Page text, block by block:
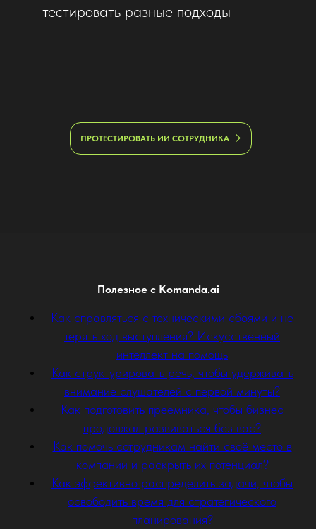
тестировать разные подходы
ПРОТЕСТИРОВАТЬ ИИ СОТРУДНИКА
Полезное с Komanda.ai
Как справляться с техническими сбоями и не
терять ход выступления? Искусственный
интеллект на помощь
Как структурировать речь, чтобы удерживать
внимание слушателей с первой минуты?
Как подготовить преемника, чтобы бизнес
продолжал развиваться без вас?
Как помочь сотрудникам найти своё место в
компании и раскрыть их потенциал?
Как эффективно распределить задачи, чтобы
освободить время для стратегического
планирования?